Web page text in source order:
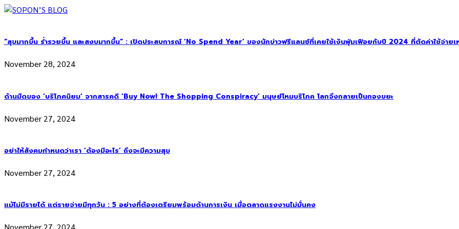
“สุขมากขึ้น ร่ำรวยขึ้น และสงบมากขึ้น” : เปิดประสบการณ์ ‘No Spend Year’ ของนักข่าวฟรีแลนซ์ที่เคยใช้เงินฟุ่มเฟือยกับปี 2024 ที่ตัดค่าใช้จ่ายเ
November 28, 2024
ด้านมืดของ ‘บริโภคนิยม’ จากสารคดี ‘Buy Now! The Shopping Conspiracy’ มนุษย์โหมบริโภค โลกจึงกลายเป็นกองขยะ
November 27, 2024
อย่าให้สังคมกำหนดว่าเรา ‘ต้องมีอะไร’ ถึงจะมีความสุข
November 27, 2024
แม้ไม่มีรายได้ แต่รายจ่ายมีทุกวัน : 5 อย่างที่ต้องเตรียมพร้อมด้านการเงิน เมื่อตลาดแรงงานไม่มั่นคง